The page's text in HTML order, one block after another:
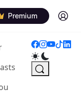
Premium Log in
(current)